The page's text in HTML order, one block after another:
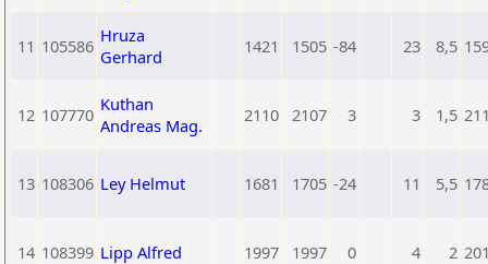
11 105586 Hruza
Gerhard
1421 1505 -84 23 8,5
12 107770 Kuthan
Andreas Mag.
2110 2107 3 3 1,5
13 108306 Ley Helmut 1681 1705 -24 11 5,5
14 108399 Lipp Alfred 1997 1997 0 4 2